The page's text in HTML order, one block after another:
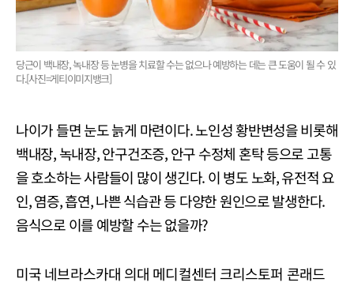
당근이 백내장, 녹내장 등 눈병을 치료할 수는 없으나 예방하는 데는 큰 도움이 될 수 있
다.[사진=게티이미지뱅크]
나이가 들면 눈도 늙게 마련이다. 노인성 황반변성을 비롯해
백내장, 녹내장, 안구건조증, 안구 수정체 혼탁 등으로 고통
을 호소하는 사람들이 많이 생긴다. 이 병도 노화, 유전적 요
인, 염증, 흡연, 나쁜 식습관 등 다양한 원인으로 발생한다.
음식으로 이를 예방할 수는 없을까?
미국 네브라스카대 의대 메디컬센터 크리스토퍼 콘래드